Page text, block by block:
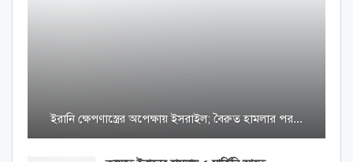
ইরানি ক্ষেপণাস্ত্রের অপেক্ষায় ইসরাইল; বৈরুত হামলার পর…